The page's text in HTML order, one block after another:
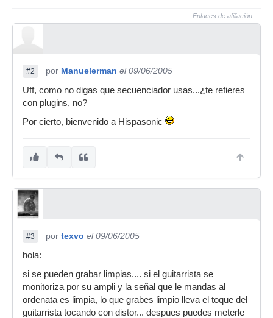
Enlaces de afiliación
#2 por Manuelerman el 09/06/2005
Uff, como no digas que secuenciador usas...¿te refieres
con plugins, no?
Por cierto, bienvenido a Hispasonic
#3 por texvo el 09/06/2005
hola:
si se pueden grabar limpias.... si el guitarrista se
monitoriza por su ampli y la señal que le mandas al
ordenata es limpia, lo que grabes limpio lleva el toque del
guitarrista tocando con distor... despues puedes meterle